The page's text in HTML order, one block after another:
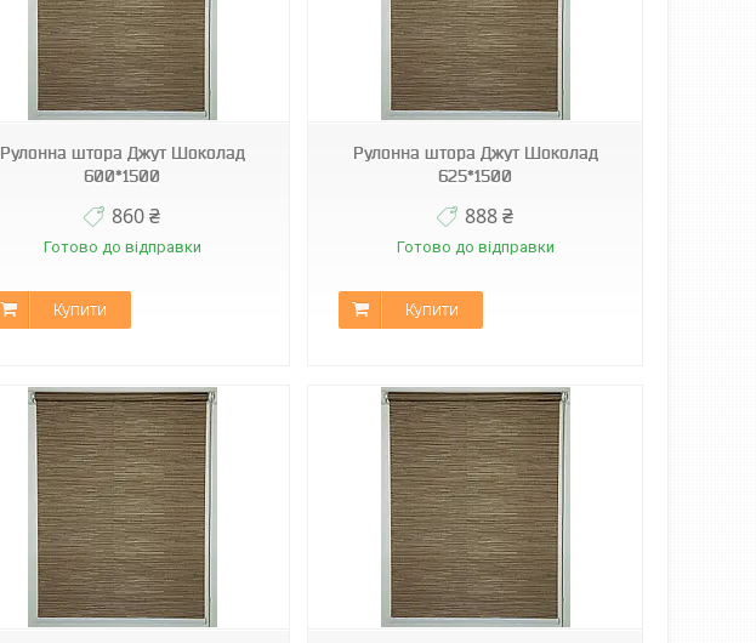
Рулонна штора Джут Шоколад
600*1500
860 ₴
Готово до відправки
Купити
А-512
Рулонна штора Джут Шоколад
625*1500
888 ₴
Готово до відправки
Купити
А-512